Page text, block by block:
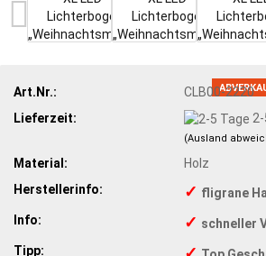
Art.Nr.:
CLB00-2220
Lieferzeit:
(Ausland
Material:
Holz
Herstellerinfo:
✓ fligrane
Info:
✓ schneller
Tipp: